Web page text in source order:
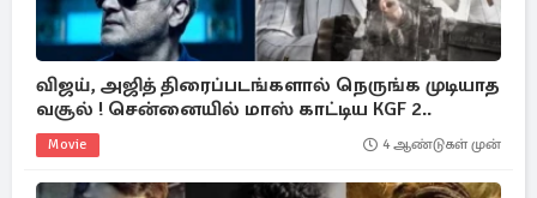
விஜய், அஜித் திரைப்படங்களால் நெருங்க முடியாத
வசூல் ! சென்னையில் மாஸ் காட்டிய KGF 2..
Movie 4 ஆண்டுகள் முன்